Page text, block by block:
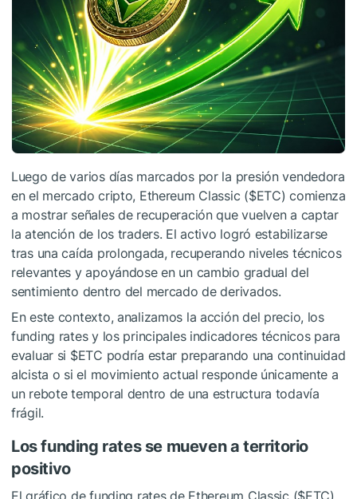
Luego de varios días marcados por la presión vendedora
en el mercado cripto, Ethereum Classic ($ETC) comienza
a mostrar señales de recuperación que vuelven a captar
la atención de los traders. El activo logró estabilizarse
tras una caída prolongada, recuperando niveles técnicos
relevantes y apoyándose en un cambio gradual del
sentimiento dentro del mercado de derivados.
En este contexto, analizamos la acción del precio, los
funding rates y los principales indicadores técnicos para
evaluar si $ETC podría estar preparando una continuidad
alcista o si el movimiento actual responde únicamente a
un rebote temporal dentro de una estructura todavía
frágil.
Los funding rates se mueven a territorio
positivo